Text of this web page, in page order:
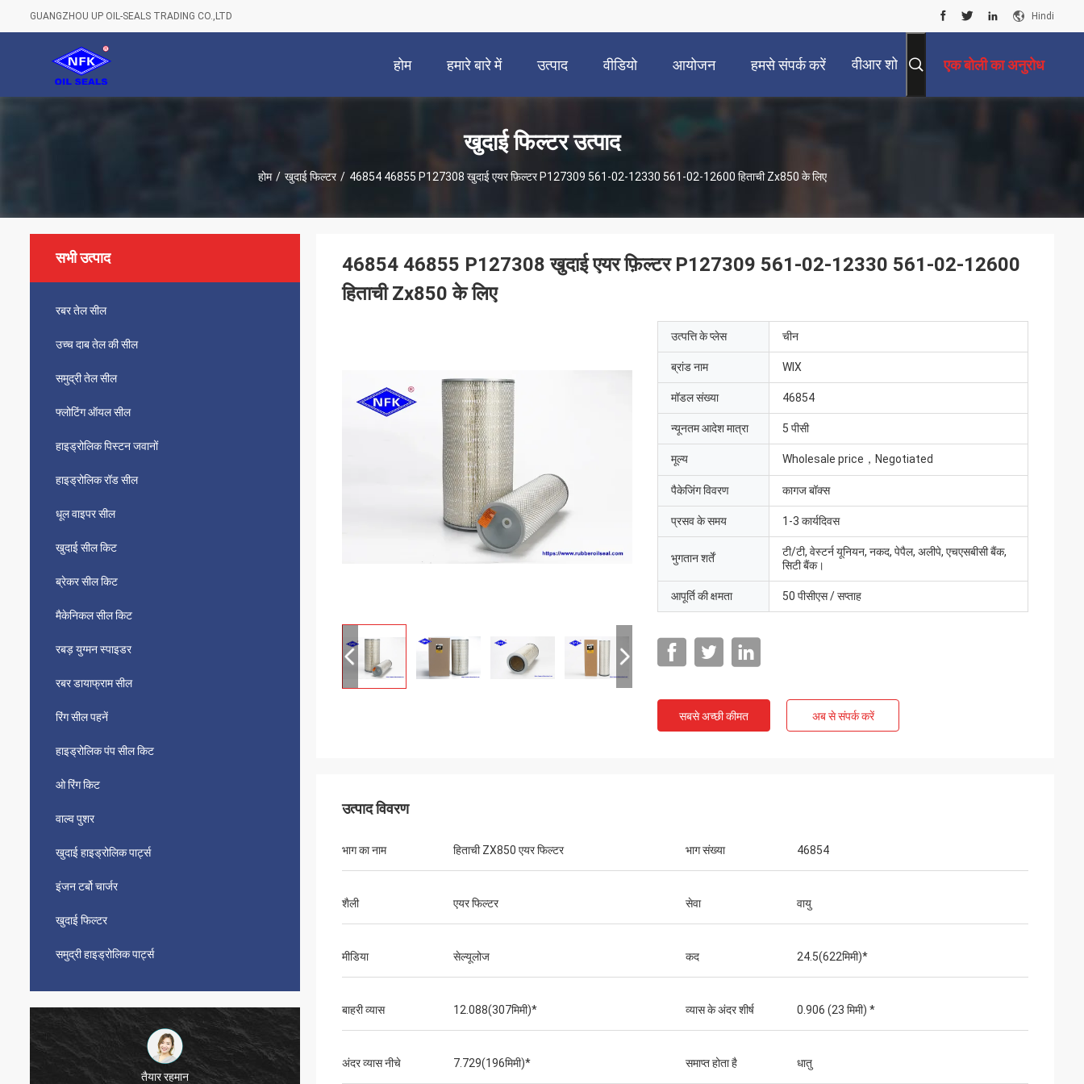
GUANGZHOU UP OIL-SEALS TRADING CO.,LTD Hindi
होम हमारे बारे में उत्पाद वीडियो आयोजन हमसे संपर्क करें वीआर शो एक बोली का अनुरोध
खुदाई फिल्टर उत्पाद
होम / खुदाई फिल्टर / 46854 46855 P127308 खुदाई एयर फ़िल्टर P127309 561-02-12330 561-02-12600 हिताची Zx850 के लिए
सभी उत्पाद
रबर तेल सील
उच्च दाब तेल की सील
समुद्री तेल सील
फ्लोटिंग ऑयल सील
हाइड्रोलिक पिस्टन जवानों
हाइड्रोलिक रॉड सील
धूल वाइपर सील
खुदाई सील किट
ब्रेकर सील किट
मैकेनिकल सील किट
रबड़ युग्मन स्पाइडर
रबर डायाफ्राम सील
रिंग सील पहनें
हाइड्रोलिक पंप सील किट
ओ रिंग किट
वाल्व पुशर
खुदाई हाइड्रोलिक पार्ट्स
इंजन टर्बो चार्जर
खुदाई फिल्टर
समुद्री हाइड्रोलिक पार्ट्स
तैयार रहमान
46854 46855 P127308 खुदाई एयर फ़िल्टर P127309 561-02-12330 561-02-12600
हिताची Zx850 के लिए
उत्पत्ति के प्लेस चीन
ब्रांड नाम WIX
मॉडल संख्या 46854
न्यूनतम आदेश मात्रा 5 पीसी
मूल्य Wholesale price，Negotiated
पैकेजिंग विवरण कागज बॉक्स
प्रसव के समय 1-3 कार्यदिवस
भुगतान शर्तें
टी/टी, वेस्टर्न यूनियन, नकद, पेपैल, अलीपे, एचएसबीसी बैंक,
सिटी बैंक।
आपूर्ति की क्षमता 50 पीसीएस / सप्ताह
सबसे अच्छी कीमत अब से संपर्क करें
उत्पाद विवरण
भाग का नाम हिताची ZX850 एयर फिल्टर भाग संख्या 46854
शैली एयर फिल्टर सेवा वायु
मीडिया सेल्यूलोज कद 24.5(622मिमी)*
बाहरी व्यास 12.088(307मिमी)* व्यास के अंदर शीर्ष 0.906 (23 मिमी) *
अंदर व्यास नीचे 7.729(196मिमी)* समाप्त होता है धातु